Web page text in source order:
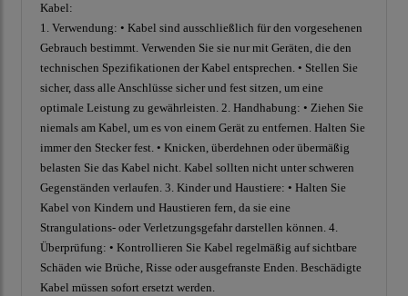
Kabel:
1. Verwendung: • Kabel sind ausschließlich für den vorgesehenen
Gebrauch bestimmt. Verwenden Sie sie nur mit Geräten, die den
technischen Spezifikationen der Kabel entsprechen. • Stellen Sie
sicher, dass alle Anschlüsse sicher und fest sitzen, um eine
optimale Leistung zu gewährleisten. 2. Handhabung: • Ziehen Sie
niemals am Kabel, um es von einem Gerät zu entfernen. Halten Sie
immer den Stecker fest. • Knicken, überdehnen oder übermäßig
belasten Sie das Kabel nicht. Kabel sollten nicht unter schweren
Gegenständen verlaufen. 3. Kinder und Haustiere: • Halten Sie
Kabel von Kindern und Haustieren fern, da sie eine
Strangulations- oder Verletzungsgefahr darstellen können. 4.
Überprüfung: • Kontrollieren Sie Kabel regelmäßig auf sichtbare
Schäden wie Brüche, Risse oder ausgefranste Enden. Beschädigte
Kabel müssen sofort ersetzt werden.